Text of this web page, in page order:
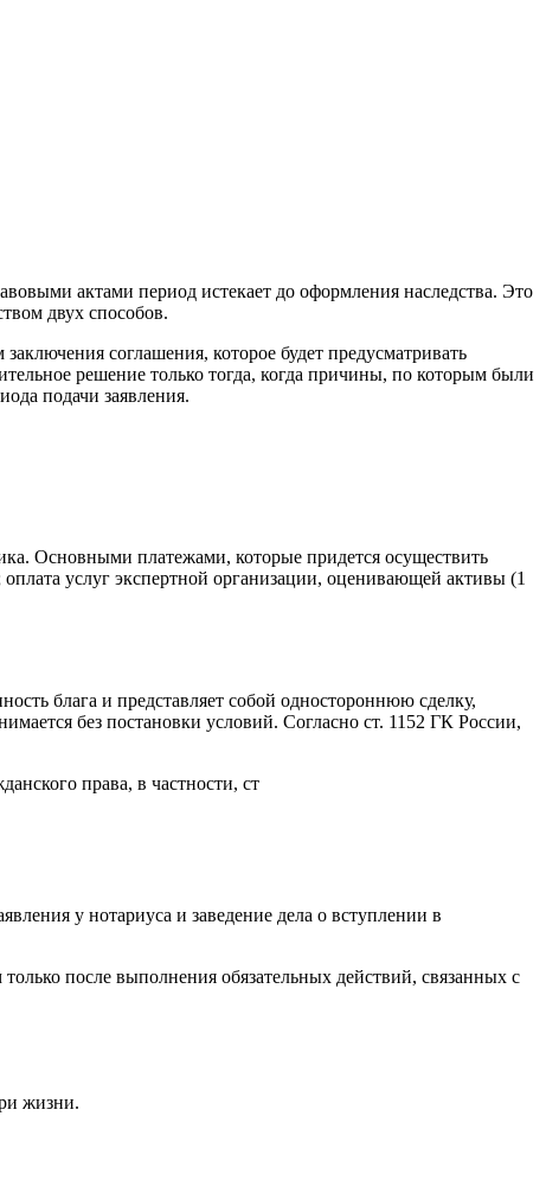
актами период истекает до оформления наследства. Это
двух способов.
соглашения, которое будет предусматривать
решение только тогда, когда причины, по которым были
подачи заявления.
Основными платежами, которые придется осуществить
услуг экспертной организации, оценивающей активы (1
блага и представляет собой одностороннюю сделку,
без постановки условий. Согласно ст. 1152 ГК России,
права, в частности, ст
у нотариуса и заведение дела о вступлении в
после выполнения обязательных действий, связанных с
жизни.